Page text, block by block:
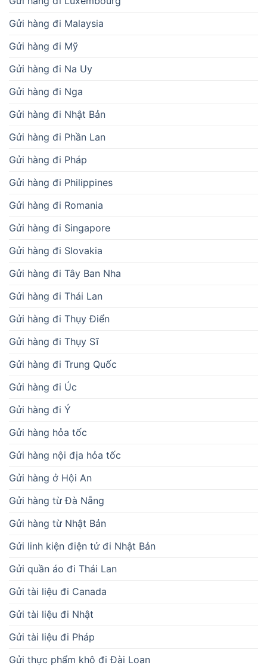
Gửi hàng đi Malaysia
Gửi hàng đi Mỹ
Gửi hàng đi Na Uy
Gửi hàng đi Nga
Gửi hàng đi Nhật Bản
Gửi hàng đi Phần Lan
Gửi hàng đi Pháp
Gửi hàng đi Philippines
Gửi hàng đi Romania
Gửi hàng đi Singapore
Gửi hàng đi Slovakia
Gửi hàng đi Tây Ban Nha
Gửi hàng đi Thái Lan
Gửi hàng đi Thụy Điển
Gửi hàng đi Thụy Sĩ
Gửi hàng đi Trung Quốc
Gửi hàng đi Úc
Gửi hàng đi Ý
Gửi hàng hỏa tốc
Gửi hàng nội địa hỏa tốc
Gửi hàng ở Hội An
Gửi hàng từ Đà Nẵng
Gửi hàng từ Nhật Bản
Gửi linh kiện điện tử đi Nhật Bản
Gửi quần áo đi Thái Lan
Gửi tài liệu đi Canada
Gửi tài liệu đi Nhật
Gửi tài liệu đi Pháp
Gửi thực phẩm khô đi Đài Loan